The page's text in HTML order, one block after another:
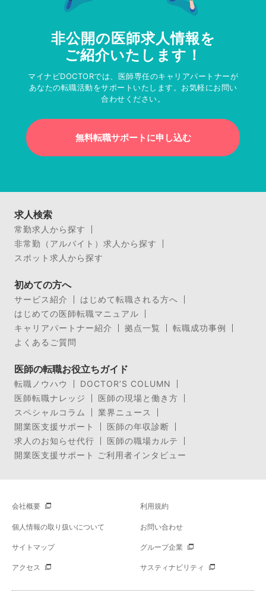
非公開の医師求人情報を
ご紹介いたします！
マイナビDOCTORでは、医師専任のキャリアパートナーが
あなたの転職活動をサポートいたします。お気軽にお問い
合わせください。
無料転職サポートに申し込む
求人検索
常勤求人から探す
非常勤（アルバイト）求人から探す
スポット求人から探す
初めての方へ
サービス紹介
はじめて転職される方へ
はじめての医師転職マニュアル
キャリアパートナー紹介
拠点一覧
転職成功事例
よくあるご質問
医師の転職お役立ちガイド
転職ノウハウ
DOCTOR’S COLUMN
医師転職ナレッジ
医師の現場と働き方
スペシャルコラム
業界ニュース
開業医支援サポート
医師の年収診断
求人のお知らせ代行
医師の職場カルテ
開業医支援サポート ご利用者インタビュー
会社概要 利用規約
個人情報の取り扱いについて お問い合わせ
サイトマップ グループ企業
アクセス サスティナビリティ